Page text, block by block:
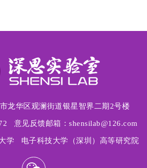
龙华区观澜街道银星智界二期2号楼
意见反馈邮箱：shensilab@126.com
学 电子科技大学（深圳）高等研究院